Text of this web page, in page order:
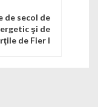
de secol de
şi de
de Fier I